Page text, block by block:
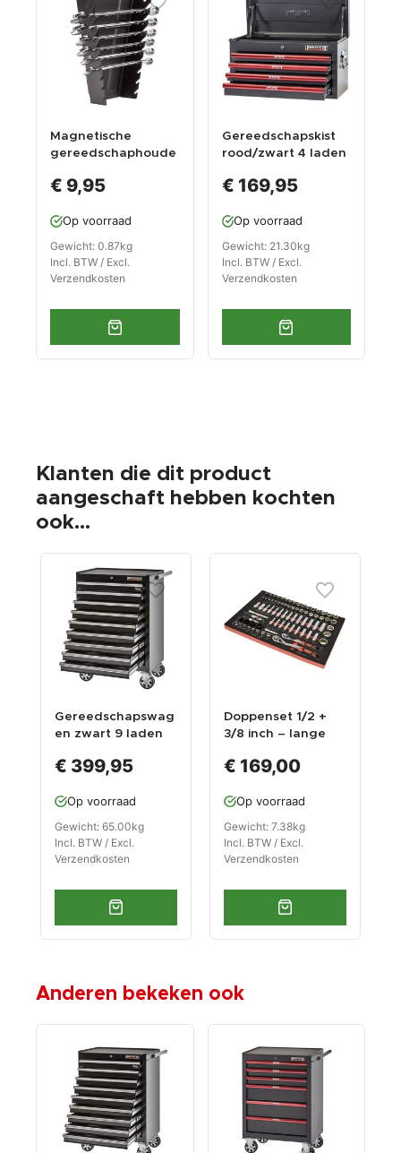
Magnetische
gereedschaphoude
zwart
€ 9,95
Op voorraad
Gewicht: 0.87kg
Incl. BTW / Excl.
Verzendkosten
Gereedschapskist
rood/zwart 4 laden
€ 169,95
Op voorraad
Gewicht: 21.30kg
Incl. BTW / Excl.
Verzendkosten
Klanten die dit product
aangeschaft hebben kochten
ook...
Gereedschapswag
en zwart 9 laden
lock
€ 399,95
Op voorraad
Gewicht: 65.00kg
Incl. BTW / Excl.
Verzendkosten
Doppenset 1/2 +
3/8 inch – lange
krachtdoppen met
hulpstukken - foam
€ 169,00
Op voorraad
Gewicht: 7.38kg
Incl. BTW / Excl.
Verzendkosten
Anderen bekeken ook